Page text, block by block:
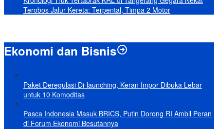
Terobos Jalur Kereta: Terpental, Timpa 2 Motor
Ekonomi dan Bisnis
Paket Deregulasi Di-launching, Keran Impor Dibuka Lebar
untuk 10 Komoditas
Pasca Indonesia Masuk BRICS, Putin Dorong RI Ambil Peran
di Forum Ekonomi Besutannya